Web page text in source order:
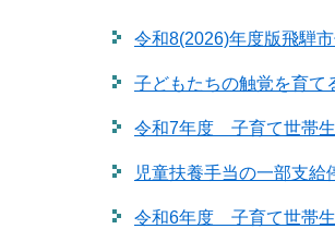
令和8(2026)年度版飛騨
子どもたちの触覚を育て
令和7年度 子育て世帯
児童扶養手当の一部支
令和6年度 子育て世帯